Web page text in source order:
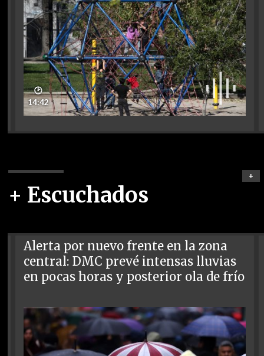
🕑
14:42
+ Escuchados
+
Alerta por nuevo frente en la zona
central: DMC prevé intensas lluvias
en pocas horas y posterior ola de frío